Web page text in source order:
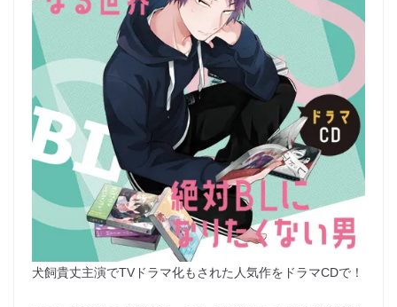
犬飼貴丈主演でTVドラマ化もされた人気作をドラマCDで！